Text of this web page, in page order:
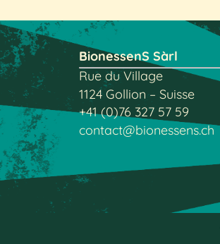
BionessenS Sàrl
Rue du Village
1124 Gollion – Suisse
+41 (0)76 327 57 59
contact@bionessens.ch